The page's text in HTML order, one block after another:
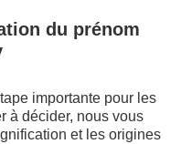
du prénom
importante pour les
à décider, nous vous
et les origines